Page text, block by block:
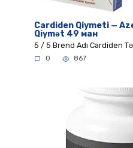
Cardiden Qiymeti —
Qiymət 49 ман
5 / 5 Brend Adı Cardiden
0 867